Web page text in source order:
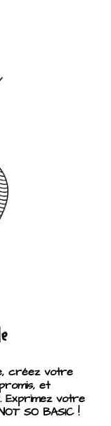
créez votre
et
votre
SO BASIC !